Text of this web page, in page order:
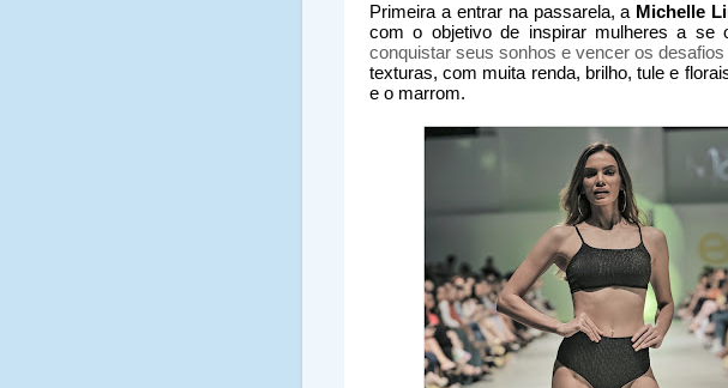
Primeira a entrar na passarela, a Michelle
com o objetivo de inspirar mulheres a se
conquistar seus sonhos e vencer os desafios
texturas, com muita renda, brilho, tule e
e o marrom.